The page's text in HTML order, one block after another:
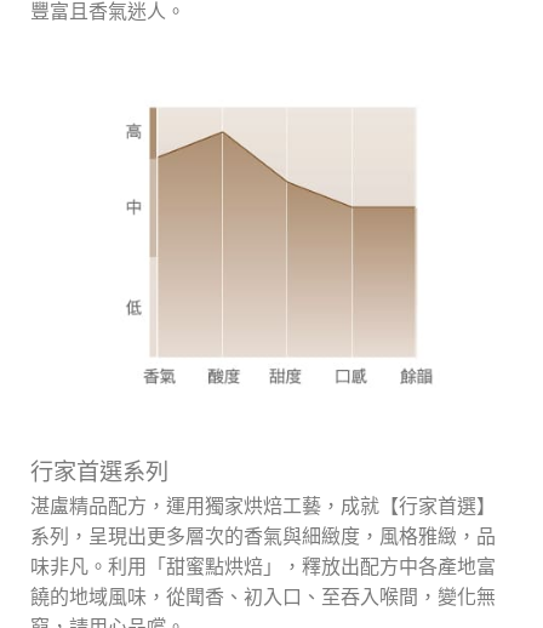
豐富且香氣迷人。
行家首選系列
湛盧精品配方，運用獨家烘焙工藝，成就【行家首選】
系列，呈現出更多層次的香氣與細緻度，風格雅緻，品
味非凡。利用「甜蜜點烘焙」，釋放出配方中各產地富
饒的地域風味，從聞香、初入口、至吞入喉間，變化無